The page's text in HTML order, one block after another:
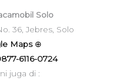
Solo
36, Jebres, Solo
Maps ⊕
6116-0724
juga di :